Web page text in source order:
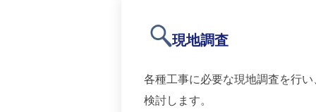
現地調査
各種工事に必要な現地調査を行
検討します。